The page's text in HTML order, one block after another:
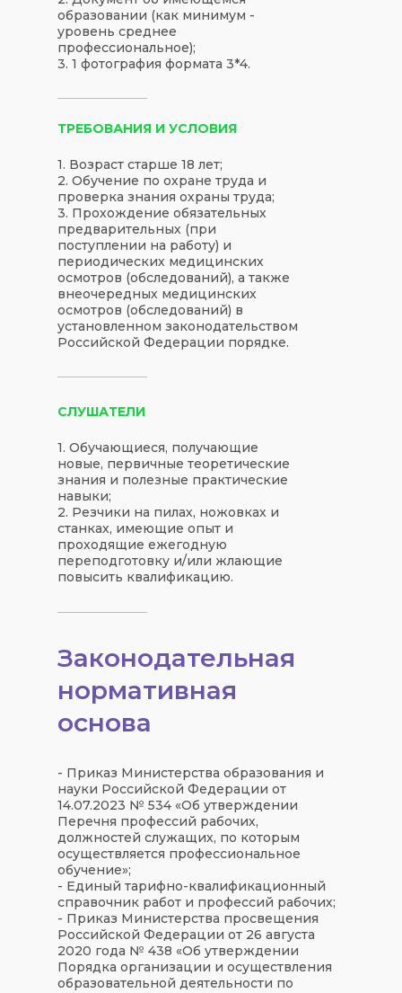
СЛУШАТЕЛИ
ТРЕБОВАНИЯ И УСЛОВИЯ
образовании (как минимум -
уровень среднее
профессиональное);
3. 1 фотография формата 3*4.
1. Обучающиеся, получающие
новые, первичные теоретические
знания и полезные практические
навыки;
2. Резчики на пилах, ножовках и
станках, имеющие опыт и
проходящие ежегодную
переподготовку и/или жлающие
повысить квалификацию.
1. Возраст старше 18 лет;
2. Обучение по охране труда и
проверка знания охраны труда;
3. Прохождение обязательных
предварительных (при
поступлении на работу) и
периодических медицинских
осмотров (обследований), а также
внеочередных медицинских
осмотров (обследований) в
установленном законодательством
Российской Федерации порядке.
Законодательная
нормативная
основа
- Приказ Министерства образования и
науки Российской Федерации от
14.07.2023 № 534 «Об утверждении
Перечня профессий рабочих,
должностей служащих, по которым
осуществляется профессиональное
обучение»;
- Единый тарифно-квалификационный
справочник работ и профессий рабочих;
- Приказ Министерства просвещения
Российской Федерации от 26 августа
2020 года № 438 «Об утверждении
Порядка организации и осуществления
образовательной деятельности по